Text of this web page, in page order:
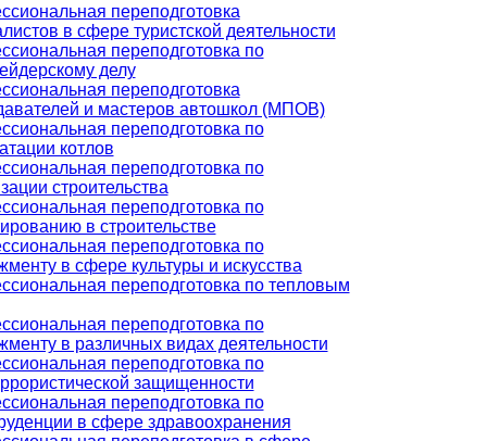
переподготовка
в сфере туристской деятельности
переподготовка по
делу
переподготовка
и мастеров автошкол (МПОВ)
переподготовка по
котлов
переподготовка по
строительства
переподготовка по
в строительстве
переподготовка по
в сфере культуры и искусства
переподготовка по тепловым
переподготовка по
в различных видах деятельности
переподготовка по
защищенности
переподготовка по
в сфере здравоохранения